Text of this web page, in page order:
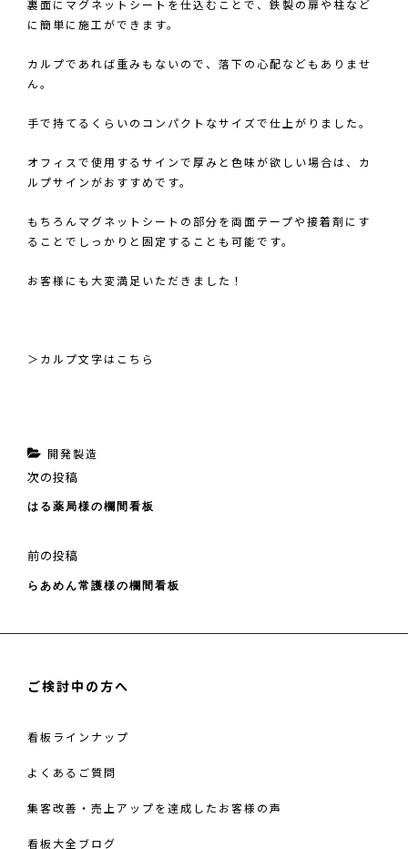
裏面にマグネットシートを仕込むことで、鉄製の扉や柱など
に簡単に施工ができます。
カルプであれば重みもないので、落下の心配などもありませ
ん。
手で持てるくらいのコンパクトなサイズで仕上がりました。
オフィスで使用するサインで厚みと色味が欲しい場合は、カ
ルプサインがおすすめです。
もちろんマグネットシートの部分を両面テープや接着剤にす
ることでしっかりと固定することも可能です。
お客様にも大変満足いただきました！
＞カルプ文字はこちら
カ
テ
ゴ
ー
開発製造
投
稿
ナ
ゲ
シ
ン
前
の
前の投稿
らあめん常護様の欄間看板
次
次の投稿
はる薬局様の欄間看板
ご検討中の方へ
看板ラインナップ
よくあるご質問
集客改善・売上アップを達成したお客様の声
看板大全ブログ